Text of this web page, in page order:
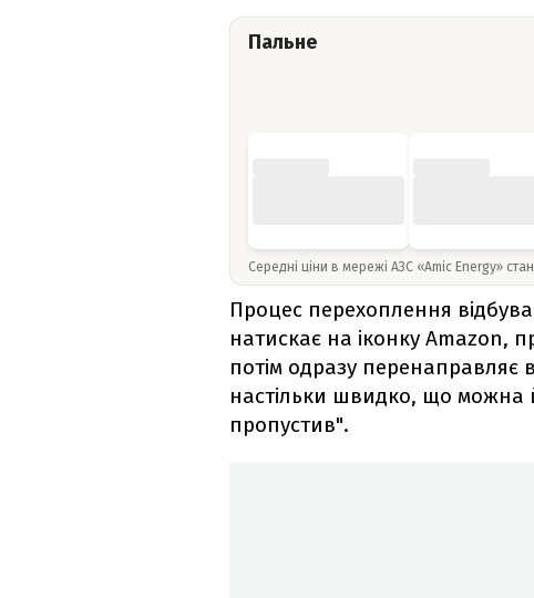
Пальне
Середні ціни в мережі АЗС «Amic Energy»
Процес перехоплення
натискає на іконку Amazon,
потім одразу перенаправляє
настільки швидко, що можна
пропустив".